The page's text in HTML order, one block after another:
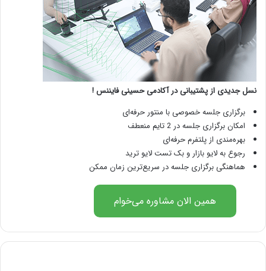
نسل جدیدی از پشتیبانی در آکادمی حسینی فایننس !
برگزاری جلسه خصوصی با منتور حرفه‌ای
امکان برگزاری جلسه در 2 تایم منعطف
بهره‌مندی از پلتفرم حرفه‌ای
رجوع به لایو بازار و بک تست لایو ترید
هماهنگی برگزاری جلسه در سریع‌ترین زمان ممکن
همین الان مشاوره می‌خوام